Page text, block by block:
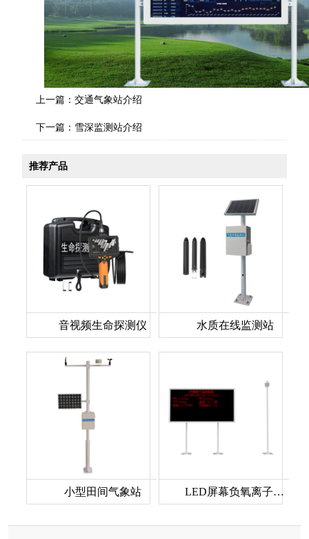
上一篇： 交通气象站介绍
下一篇： 雪深监测站介绍
推荐产品
音视频生命探测仪 水质在线监测站
小型田间气象站 LED屏幕负氧离子监测站